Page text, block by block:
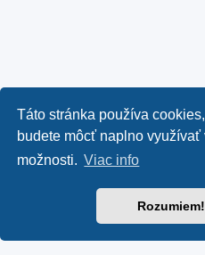
Táto stránka používa
budete môcť naplno využívať
možnosti. Viac info
Rozumiem!